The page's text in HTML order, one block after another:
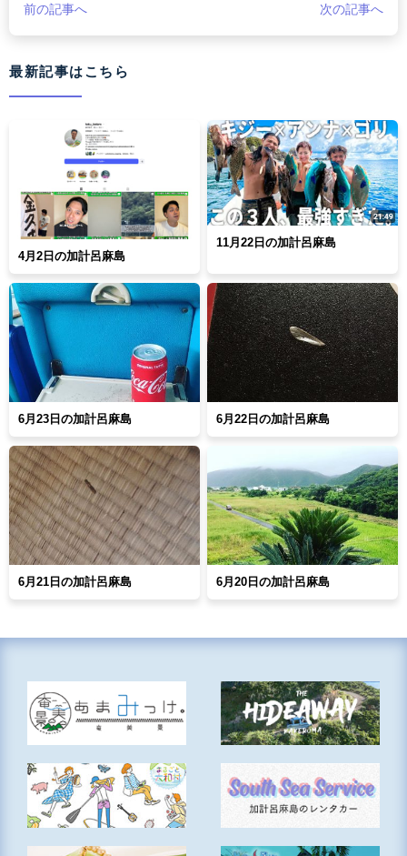
前の記事へ 次の記事へ
最新記事はこちら
4月2日の加計呂麻島
11月22日の加計呂麻島
6月23日の加計呂麻島 6月22日の加計呂麻島
6月21日の加計呂麻島 6月20日の加計呂麻島